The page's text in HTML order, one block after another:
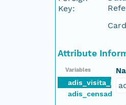
Key:
Attribute
Variables
adis_visita_id